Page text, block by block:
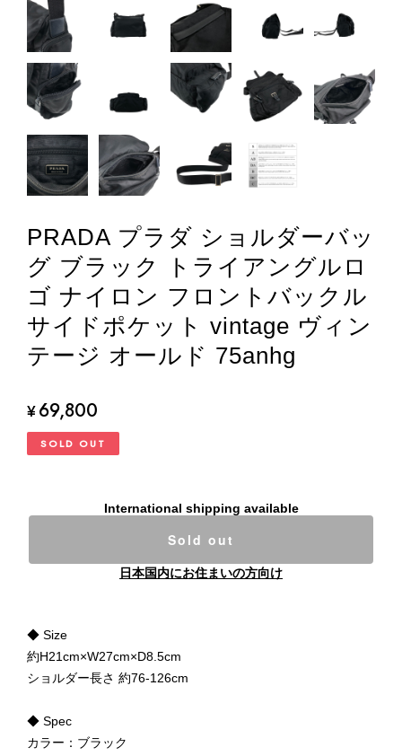
PRADA プラダ ショルダーバッ
グ ブラック トライアングルロ
ゴ ナイロン フロントバックル
サイドポケット vintage ヴィン
テージ オールド 75anhg
¥69,800
SOLD OUT
International shipping available
Sold out
日本国内にお住まいの方向け
◆ Size
約H21cm×W27cm×D8.5cm
ショルダー長さ 約76-126cm
◆ Spec
カラー：ブラック